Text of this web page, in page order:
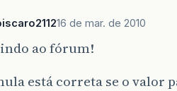
16 de mar. de 2010
ao fórum!
está correta se o valor